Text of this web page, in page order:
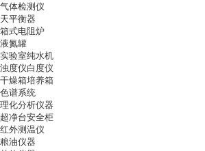
气体检测仪
天平衡器
箱式电阻炉
液氮罐
实验室纯水机
浊度仪白度仪
干燥箱培养箱
色谱系统
理化分析仪器
超净台安全柜
红外测温仪
粮油仪器